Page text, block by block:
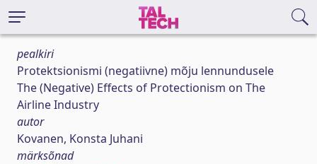
pealkiri
Protektsionismi (negatiivne) mõju lennundusele
The (Negative) Effects of Protectionism on The
Airline Industry
autor
Kovanen, Konsta Juhani
märksõnad